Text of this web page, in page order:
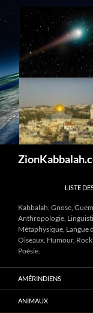
LISTE
Kabbalah, Gnose,
Anthropologie,
Métaphysique, Langue
Oiseaux, Humour,
Poésie.
AMÉRINDIENS
ANIMAUX